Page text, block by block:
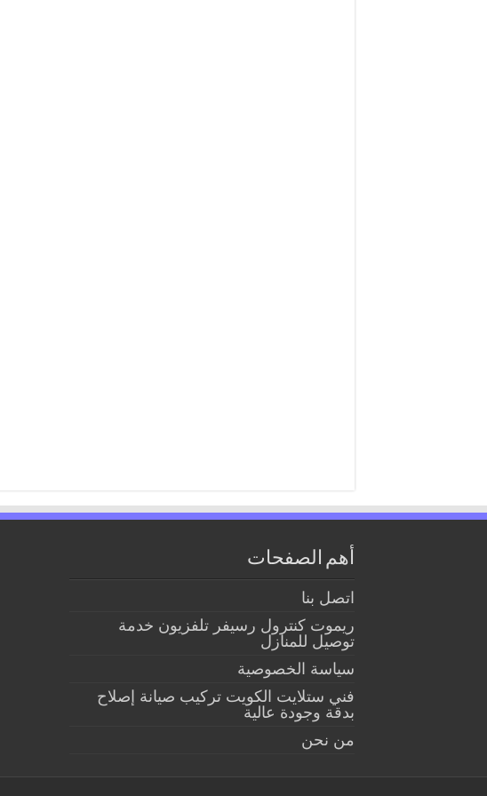
أهم الصفحات
اتصل بنا
ريموت كنترول رسيفر تلفزيون خدمة
توصيل للمنازل
سياسة الخصوصية
فني ستلايت الكويت تركيب صيانة إصلاح
بدقة وجودة عالية
من نحن